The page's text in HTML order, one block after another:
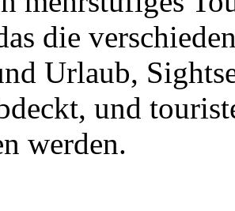
die
Urlaub,
und
werden.